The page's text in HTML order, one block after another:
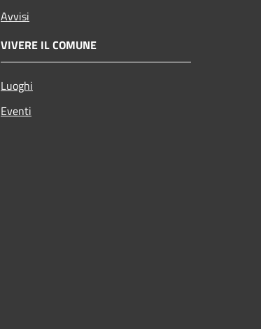
Avvisi
VIVERE IL COMUNE
Luoghi
Eventi